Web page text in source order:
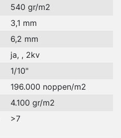
540 gr/m2
3,1 mm
6,2 mm
ja, , 2kv
1/10"
196.000 noppen/m2
4.100 gr/m2
>7